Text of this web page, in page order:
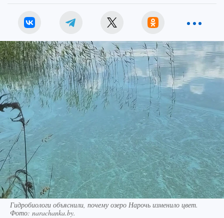
Гидробиологи объяснили, почему озеро Нарочь изменило цвет.
Фото: narachanka.by.